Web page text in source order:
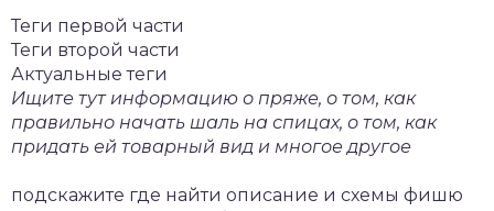
Теги первой части
Теги второй части
Актуальные теги
Ищите тут информацию о пряже, о том, как
правильно начать шаль на спицах, о том, как
придать ей товарный вид и многое другое
подскажите где найти описание и схемы фишю